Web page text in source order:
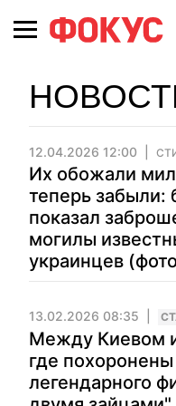
12.04.2026 12:00
Их обожали
теперь забыли:
показал
могилы
украинцев
13.02.2026 08:35
Между Киевом
где
легендарного